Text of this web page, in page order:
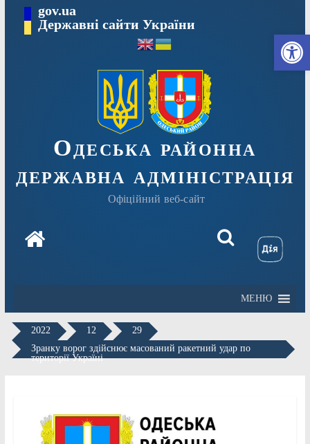
Перейтиgov.ua
Державні сайти України
Одеська районна
державна адміністрація
Офіційний веб-сайт
МЕНЮ
2022 12
29
Зранку ворог здійснює масований ракетний удар по
території Україні